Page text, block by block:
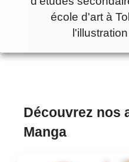
école d'art à
Découvrez nos
Manga